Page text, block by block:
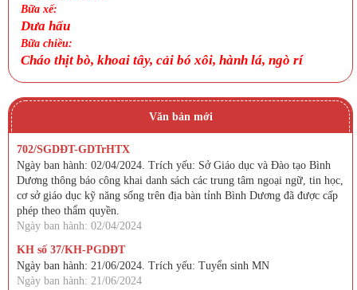
Bữa xế:
Dưa hấu
Bữa chiều:
Cháo thịt bò, khoai tây, cải bó xôi, hành lá, ngò rí
Văn bản mới
702/SGDĐT-GDTrHTX
Ngày ban hành: 02/04/2024. Trích yếu: Sở Giáo dục và Đào tạo Bình
Dương thông báo công khai danh sách các trung tâm ngoại ngữ, tin học,
cơ sở giáo dục kỹ năng sống trên địa bàn tỉnh Bình Dương đã được cấp
phép theo thẩm quyền.
Ngày ban hành: 02/04/2024
KH số 37/KH-PGDĐT
Ngày ban hành: 21/06/2024. Trích yếu: Tuyển sinh MN
Ngày ban hành: 21/06/2024